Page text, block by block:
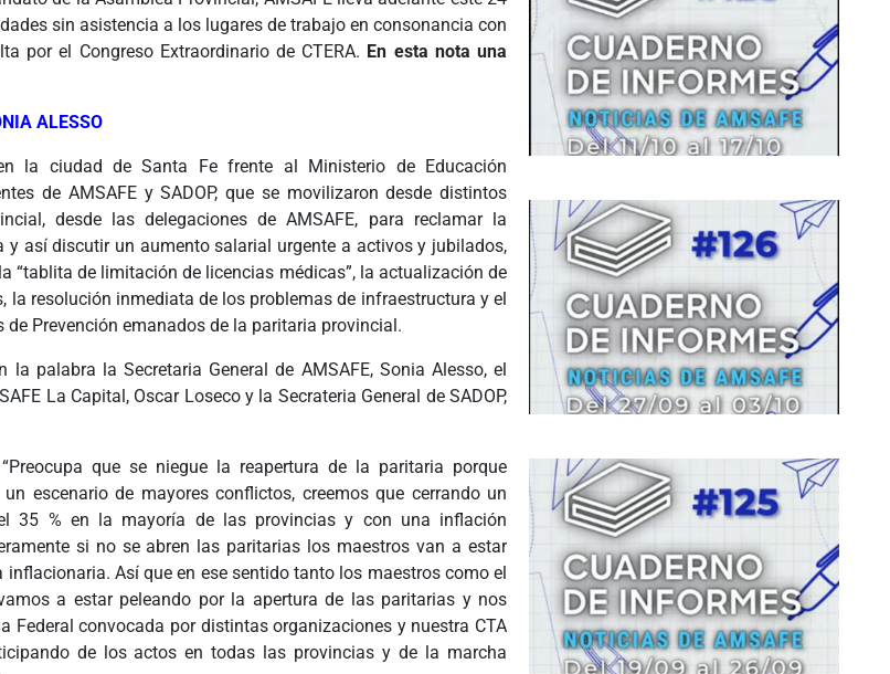
sin asistencia a los lugares de trabajo en consonancia con
por el Congreso Extraordinario de CTERA. En esta nota una
ALESSO
la ciudad de Santa Fe frente al Ministerio de Educación
de AMSAFE y SADOP, que se movilizaron desde distintos
desde las delegaciones de AMSAFE, para reclamar la
y así discutir un aumento salarial urgente a activos y jubilados,
“tablita de limitación de licencias médicas”, la actualización de
la resolución inmediata de los problemas de infraestructura y el
Prevención emanados de la paritaria provincial.
la palabra la Secretaria General de AMSAFE, Sonia Alesso, el
La Capital, Oscar Loseco y la Secrateria General de SADOP,
que se niegue la reapertura de la paritaria porque
escenario de mayores conflictos, creemos que cerrando un
35 % en la mayoría de las provincias y con una inflación
si no se abren las paritarias los maestros van a estar
Así que en ese sentido tanto los maestros como el
a estar peleando por la apertura de las paritarias y nos
Federal convocada por distintas organizaciones y nuestra CTA
de los actos en todas las provincias y de la marcha